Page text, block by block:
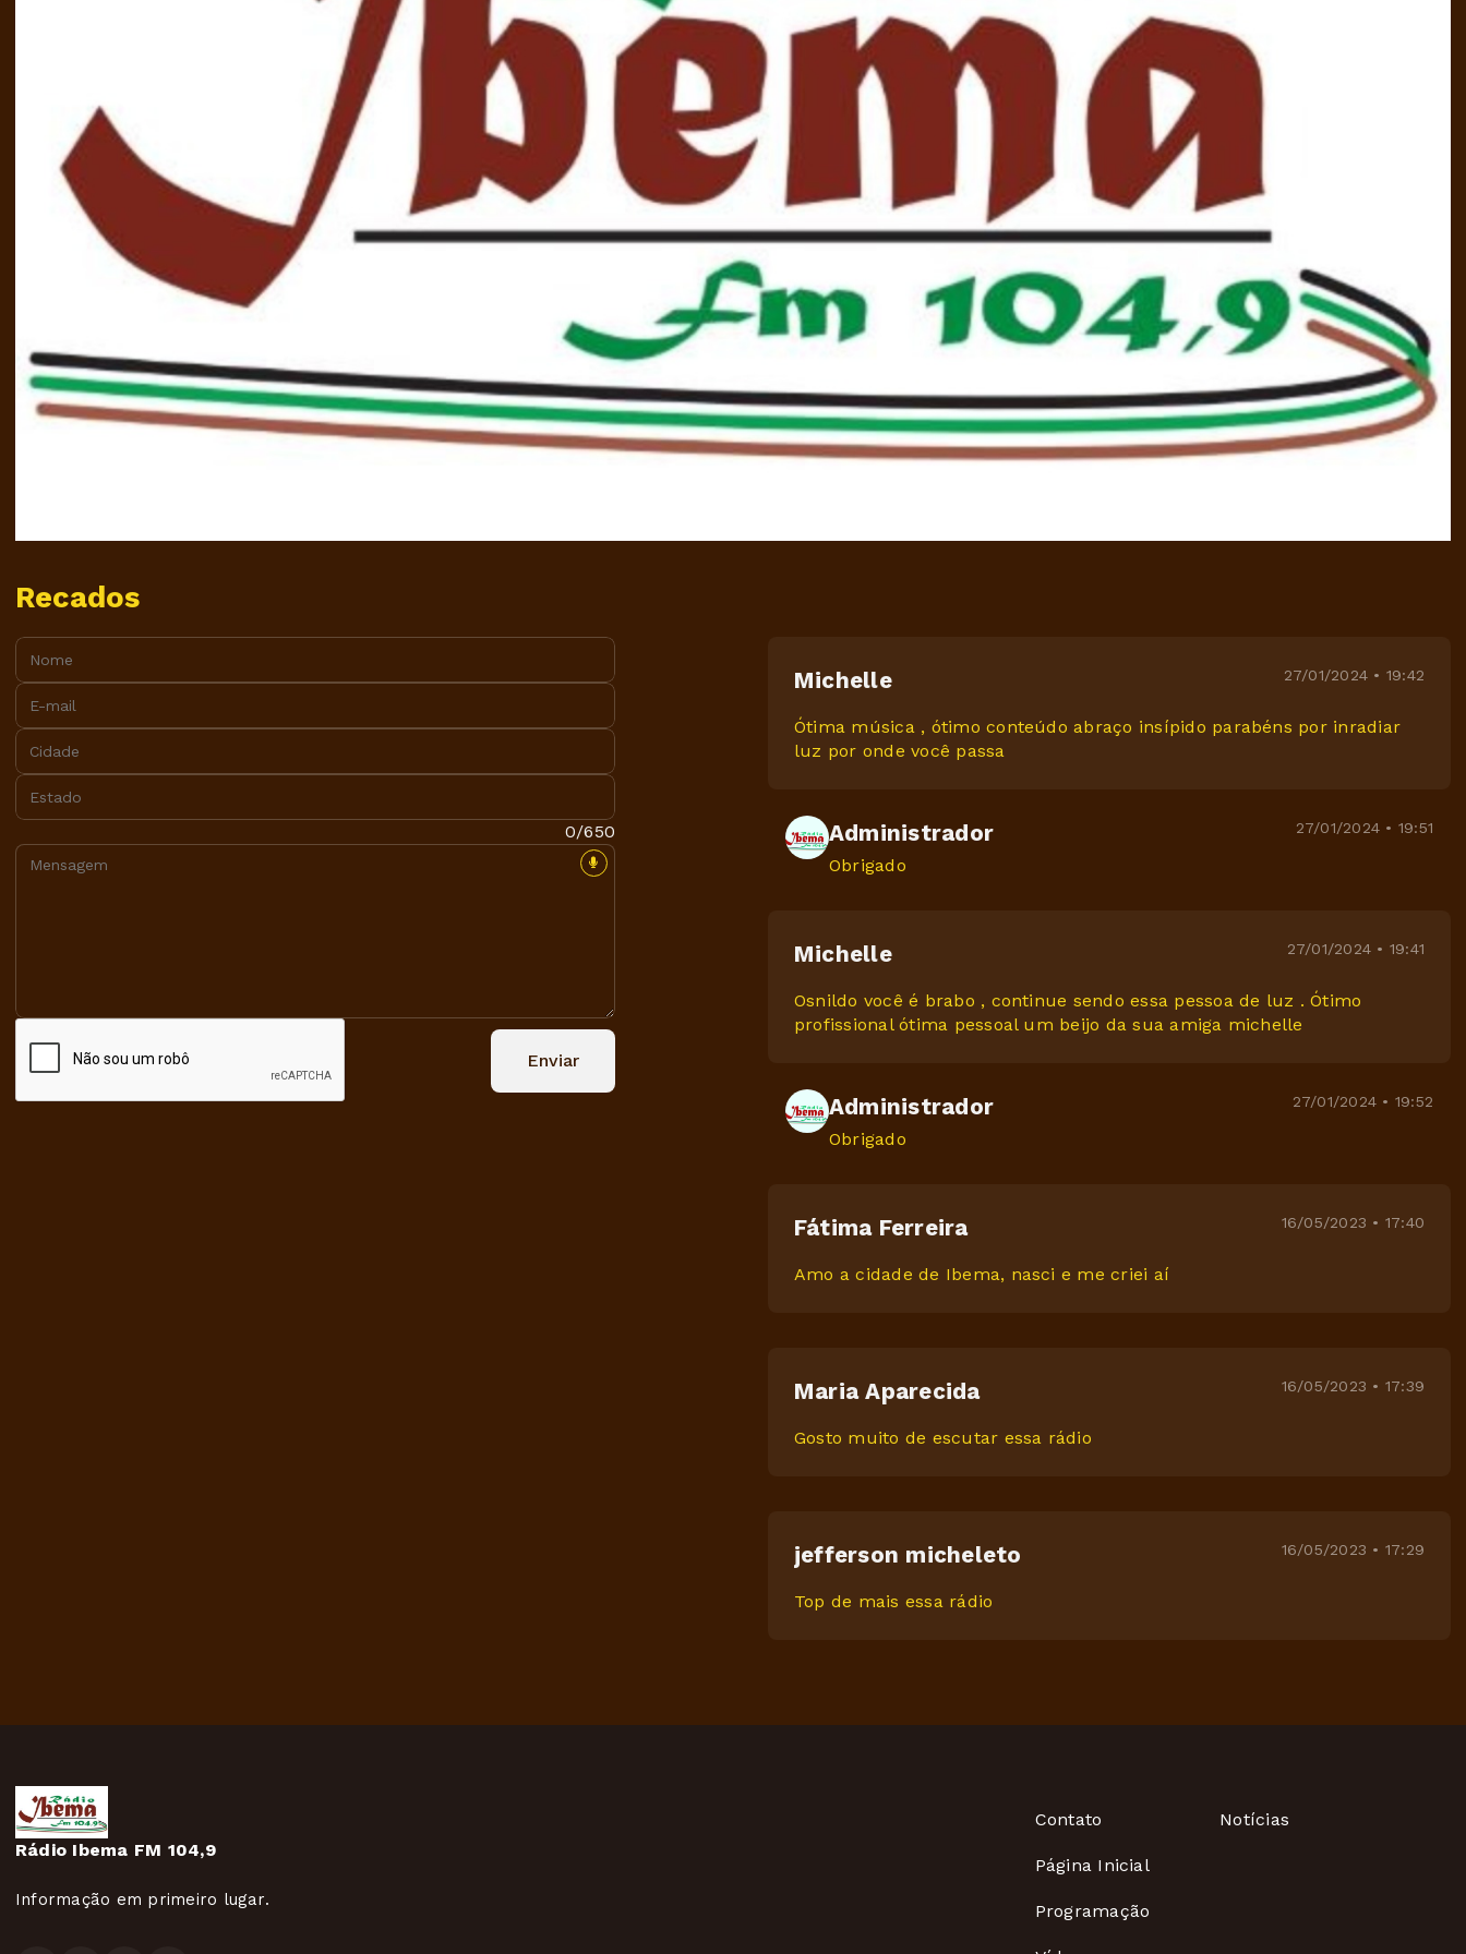
Recados
Nome:
E-mail:
Cidade:
Estado:
0/650
Enviar
Michelle 27/01/2024 • 19:42
Ótima música , ótimo conteúdo abraço insípido parabéns por inradiar
luz por onde você passa
Administrador 27/01/2024 • 19:51
Obrigado
Michelle 27/01/2024 • 19:41
Osnildo você é brabo , continue sendo essa pessoa de luz . Ótimo
profissional ótima pessoal um beijo da sua amiga michelle
Administrador 27/01/2024 • 19:52
Obrigado
Fátima Ferreira 16/05/2023 • 17:40
Amo a cidade de Ibema, nasci e me criei aí
Maria Aparecida 16/05/2023 • 17:39
Gosto muito de escutar essa rádio
jefferson micheleto 16/05/2023 • 17:29
Top de mais essa rádio
Rádio Ibema FM 104,9
Informação em primeiro lugar.
Contato
Página Inicial
Programação
Notícias